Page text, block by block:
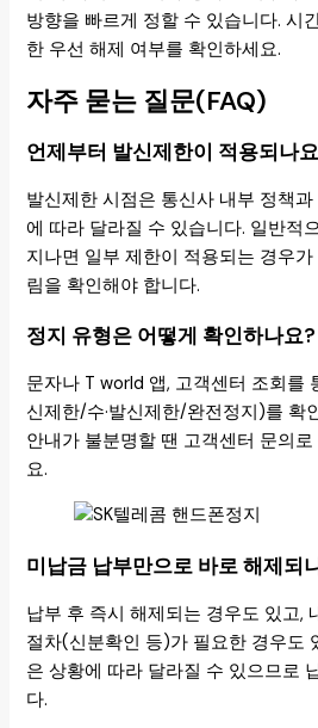
방향을 빠르게 정할 수 있습니다. 시
한 우선 해제 여부를 확인하세요.
자주 묻는 질문(FAQ)
언제부터 발신제한이 적용되나
발신제한 시점은 통신사 내부 정책
에 따라 달라질 수 있습니다. 일반적
지나면 일부 제한이 적용되는 경우
림을 확인해야 합니다.
정지 유형은 어떻게 확인하나요?
문자나 T world 앱, 고객센터 조회를
신제한/수·발신제한/완전정지)를 확
안내가 불분명할 땐 고객센터 문의
요.
미납금 납부만으로 바로 해제되
납부 후 즉시 해제되는 경우도 있고,
절차(신분확인 등)가 필요한 경우도
은 상황에 따라 달라질 수 있으므로
다.